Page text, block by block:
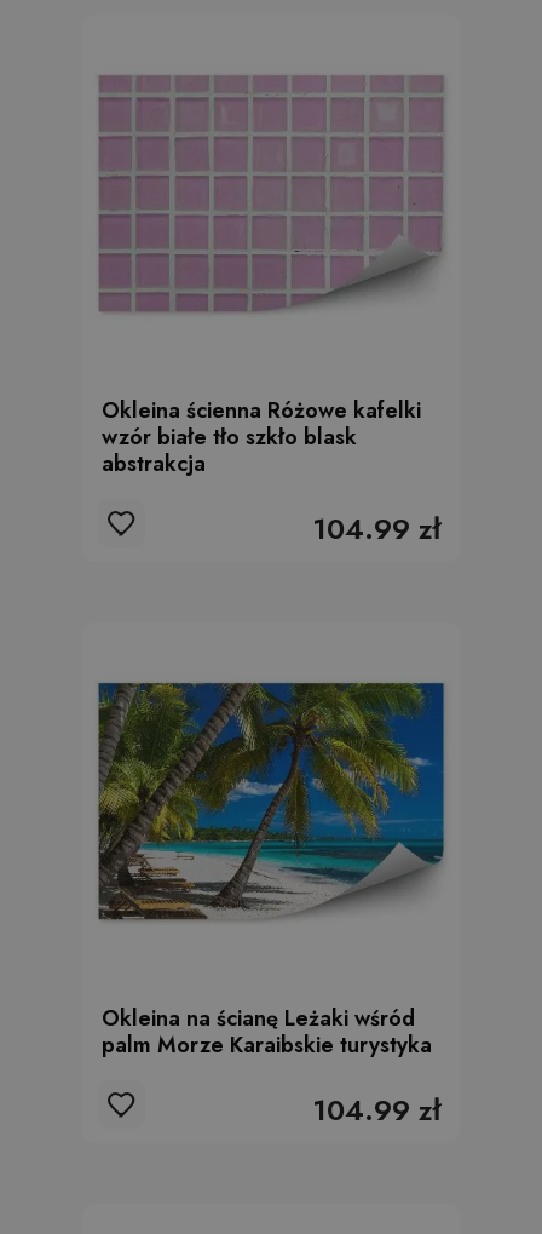
Okleina ścienna Różowe kafelki
wzór białe tło szkło blask
abstrakcja
104.99 zł
Okleina na ścianę Leżaki wśród
palm Morze Karaibskie turystyka
104.99 zł